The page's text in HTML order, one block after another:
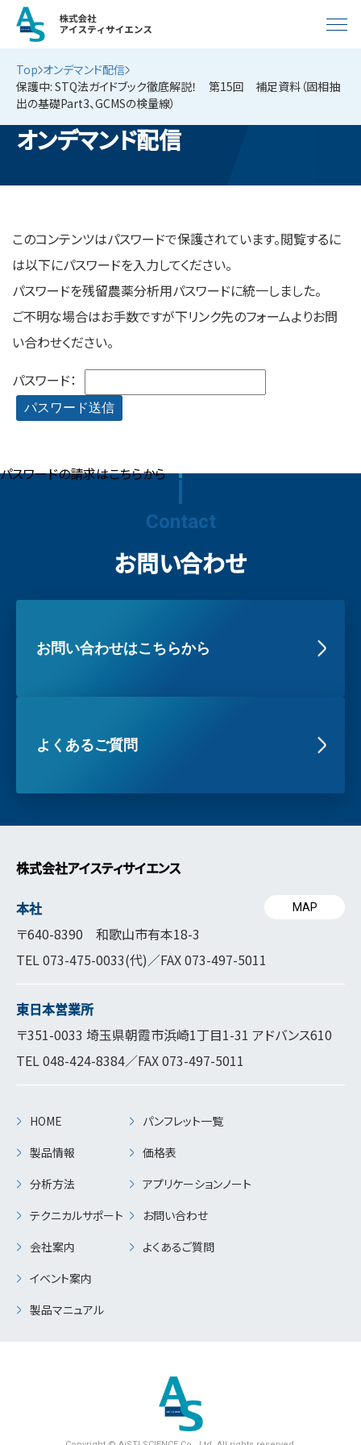
Top オンデマンド配信
保護中: STQ法ガイドブック徹底解説！ 第15回 補足資料（固相抽
出の基礎Part3、GCMSの検量線）
オンデマンド配信
このコンテンツはパスワードで保護されています。閲覧するに
は以下にパスワードを入力してください。
パスワードを残留農薬分析用パスワードに統一しました。
ご不明な場合はお手数ですが下リンク先のフォームよりお問
い合わせください。
パスワード：
パスワードの請求はこちらから
Contact
お問い合わせ
お問い合わせはこちらから
よくあるご質問
株式会社アイスティサイエンス
本社
〒640-8390 和歌山市有本18-3
TEL 073-475-0033(代)／FAX 073-497-5011
MAP
東日本営業所
〒351-0033 埼玉県朝霞市浜崎1丁目1-31 アドバンス610
TEL 048-424-8384／FAX 073-497-5011
HOME
製品情報
分析方法
テクニカルサポート
会社案内
イベント案内
製品マニュアル
パンフレット一覧
価格表
アプリケーションノート
お問い合わせ
よくあるご質問